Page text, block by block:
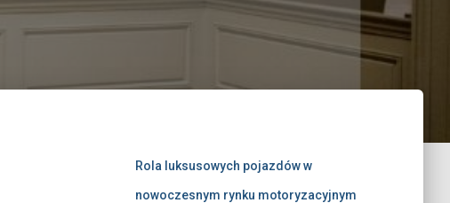
Rola luksusowych pojazdów w
nowoczesnym rynku motoryzacyjnym